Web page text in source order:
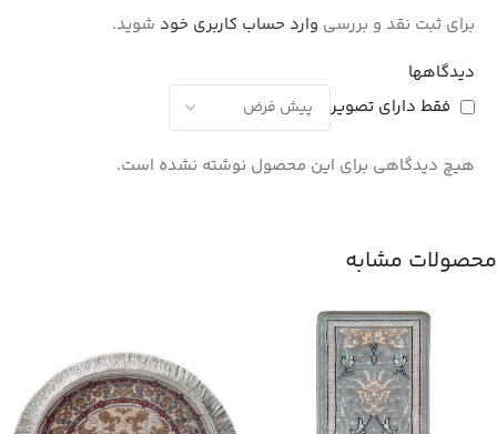
دیدگاهها
فقط دارای تصویر
هیچ دیدگاهی برای این محصول نوشته نشده است.
برای ثبت نقد و بررسی وارد حساب کاربری خود شوید.
محصولات مشابه